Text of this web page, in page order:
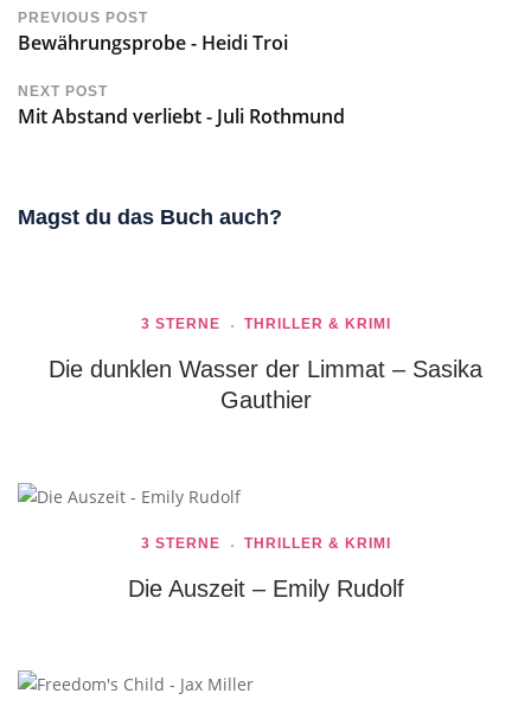
PREVIOUS POST
Bewährungsprobe - Heidi Troi
NEXT POST
Mit Abstand verliebt - Juli Rothmund
Magst du das Buch auch?
3 STERNE THRILLER & KRIMI
Die dunklen Wasser der Limmat – Sasika
Gauthier
3 STERNE THRILLER & KRIMI
Die Auszeit – Emily Rudolf